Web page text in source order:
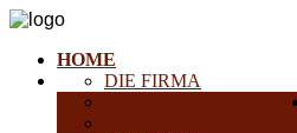
HOME
DIE FIRMA